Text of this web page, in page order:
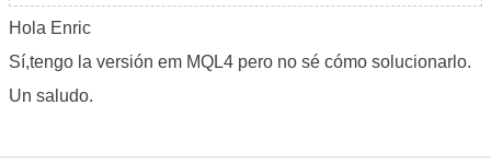
Hola Enric
Sí,tengo la versión em MQL4 pero no sé cómo solucionarlo.
Un saludo.